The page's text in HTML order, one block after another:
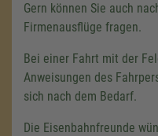
Gern können Sie auch
Firmenausflüge fragen.
Bei einer Fahrt mit der
Anweisungen des
sich nach dem Bedarf.
Die Eisenbahnfreunde